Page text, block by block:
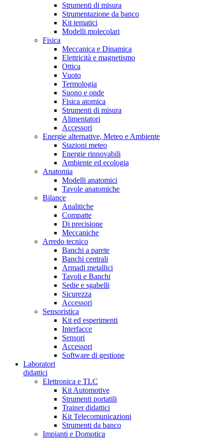
Strumenti di misura
Strumentazione da banco
Kit tematici
Modelli molecolari
Fisica
Meccanica e Dinamica
Elettricità e magnetismo
Ottica
Vuoto
Termologia
Suono e onde
Fisica atomica
Strumenti di misura
Alimentatori
Accessori
Energie alternative, Meteo e Ambiente
Stazioni meteo
Energie rinnovabili
Ambiente ed ecologia
Anatomia
Modelli anatomici
Tavole anatomiche
Bilance
Analitiche
Compatte
Di precisione
Meccaniche
Arredo tecnico
Banchi a parete
Banchi centrali
Armadi metallici
Tavoli e Banchi
Sedie e sgabelli
Sicurezza
Accessori
Sensoristica
Kit ed esperimenti
Interfacce
Sensori
Accessori
Software di gestione
Laboratori
didattici
Elettronica e TLC
Kit Automotive
Strumenti portatili
Trainer didattici
Kit Telecomunicazioni
Strumenti da banco
Impianti e Domotica